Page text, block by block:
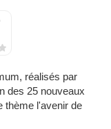
réalisés par
des 25 nouveaux
thème l'avenir de